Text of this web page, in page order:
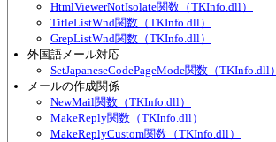
HtmlViewerNotIsolate関数（TKInfo.dll）
TitleListWnd関数（TKInfo.dll）
GrepListWnd関数（TKInfo.dll）
外国語メール対応
SetJapaneseCodePageMode関数（TKInfo.dll）
メールの作成関係
NewMail関数（TKInfo.dll）
MakeReply関数（TKInfo.dll）
MakeReplyCustom関数（TKInfo.dll）